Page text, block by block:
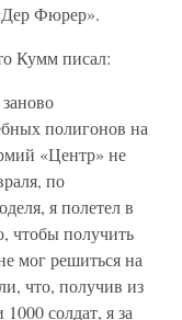
Фюрер».
Кумм писал:
полигонов на
«Центр» не
по
я полетел в
чтобы получить
мог решиться на
что, получив из
солдат, я за